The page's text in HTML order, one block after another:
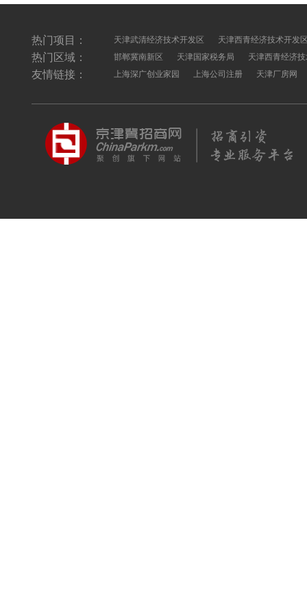
热门项目： 天津武清经济技术开发区 天津西青经济技术开发
热门区域： 邯郸冀南新区 天津国家税务局 天津西青经济
友情链接： 上海深广创业家园 上海公司注册 天津厂房网